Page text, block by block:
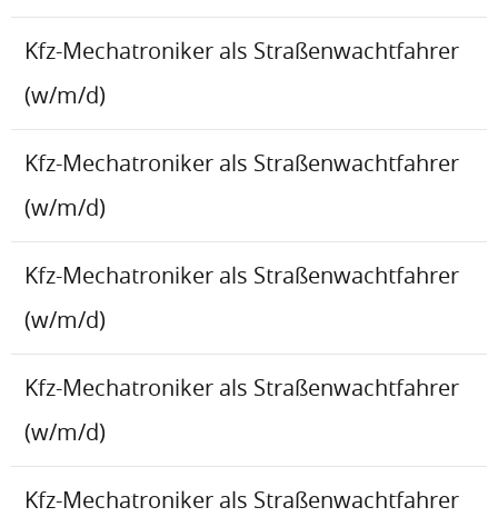
Kfz-Mechatroniker als Straßenwachtfahrer
(w/m/d)
Kfz-Mechatroniker als Straßenwachtfahrer
(w/m/d)
Kfz-Mechatroniker als Straßenwachtfahrer
(w/m/d)
Kfz-Mechatroniker als Straßenwachtfahrer
(w/m/d)
Kfz-Mechatroniker als Straßenwachtfahrer